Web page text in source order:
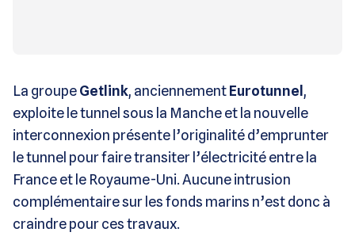
La groupeGetlink, anciennementEurotunnel,
exploite le tunnel sous la Manche et la nouvelle
interconnexion présente l’originalité d’emprunter
le tunnel pour faire transiter l’électricité entre la
France et le Royaume-Uni. Aucune intrusion
complémentaire sur les fonds marins n’est donc à
craindre pour ces travaux.